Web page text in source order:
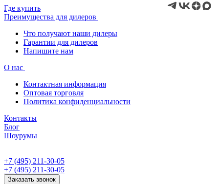
Где купить
Преимущества для дилеров
Что получают наши дилеры
Гарантии для дилеров
Напишите нам
О нас
Контактная информация
Оптовая торговля
Политика конфиденциальности
Контакты
Блог
Шоурумы
+7 (495) 211-30-05
+7 (495) 211-30-05
Заказать звонок